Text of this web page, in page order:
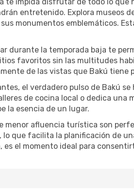
entretenido. Explora museos
monumentos emblemáticos.
durante la temporada baja te
favoritos sin las multitudes
de las vistas que Bakú tiene
el verdadero pulso de Bakú
de cocina local o dedica una
la esencia de un lugar.
menor afluencia turística son
que facilita la planificación de
es el momento ideal para